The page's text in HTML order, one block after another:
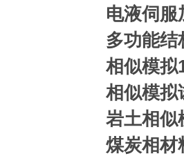
电液伺
多功能
相似模拟
相似模拟
岩土相似
煤炭相材